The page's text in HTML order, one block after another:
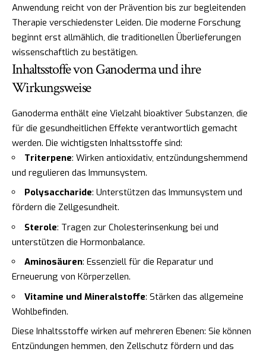
Anwendung reicht von der Prävention bis zur begleitenden
Therapie verschiedenster Leiden. Die moderne Forschung
beginnt erst allmählich, die traditionellen Überlieferungen
wissenschaftlich zu bestätigen.
Inhaltsstoffe von Ganoderma und ihre
Wirkungsweise
Ganoderma enthält eine Vielzahl bioaktiver Substanzen, die
für die gesundheitlichen Effekte verantwortlich gemacht
werden. Die wichtigsten Inhaltsstoffe sind:
Triterpene: Wirken antioxidativ, entzündungshemmend
und regulieren das Immunsystem.
Polysaccharide: Unterstützen das Immunsystem und
fördern die Zellgesundheit.
Sterole: Tragen zur Cholesterinsenkung bei und
unterstützen die Hormonbalance.
Aminosäuren: Essenziell für die Reparatur und
Erneuerung von Körperzellen.
Vitamine und Mineralstoffe: Stärken das allgemeine
Wohlbefinden.
Diese Inhaltsstoffe wirken auf mehreren Ebenen: Sie können
Entzündungen hemmen, den Zellschutz fördern und das